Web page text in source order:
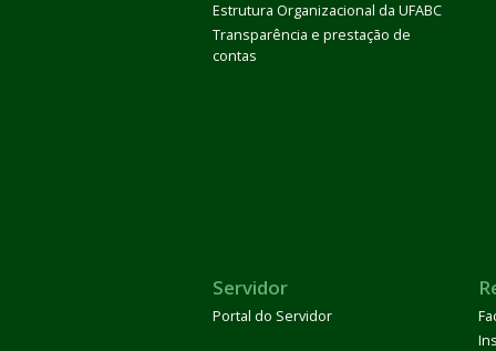
Estrutura Organizacional da UFABC
Transparência e prestação de
contas
Servidor
Portal do Servidor